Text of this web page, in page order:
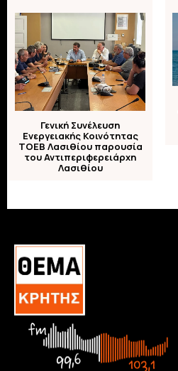
Γενική Συνέλευση
Ενεργειακής Κοινότητας
ΤΟΕΒ Λασιθίου παρουσία
του Αντιπεριφερειάρχη
Λασιθίου